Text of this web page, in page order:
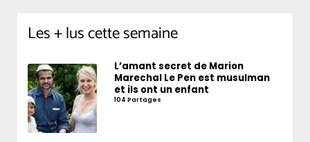
Les + lus cette semaine
L’amant secret de Marion
Marechal Le Pen est musulman
et ils ont un enfant
104 Partages